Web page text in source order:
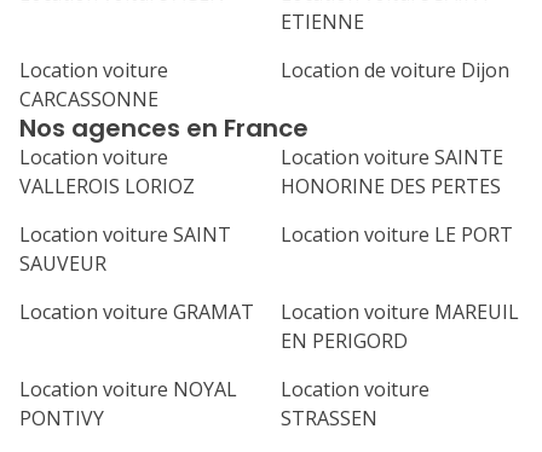
ETIENNE
Location voiture
CARCASSONNE
Location de voiture Dijon
Nos agences en France
Location voiture
VALLEROIS LORIOZ
Location voiture SAINTE
HONORINE DES PERTES
Location voiture SAINT
SAUVEUR
Location voiture LE PORT
Location voiture GRAMAT
Location voiture MAREUIL
EN PERIGORD
Location voiture NOYAL
PONTIVY
Location voiture
STRASSEN